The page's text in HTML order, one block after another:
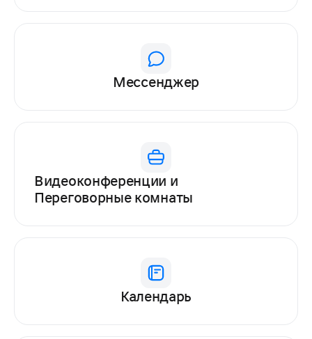
Мессенджер
Видеоконференции и
Переговорные комнаты
Календарь